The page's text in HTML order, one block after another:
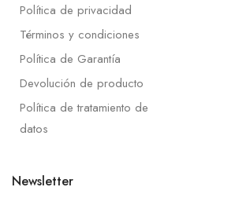
Política de privacidad
Términos y condiciones
Política de Garantía
Devolución de producto
Política de tratamiento de
datos
Newsletter